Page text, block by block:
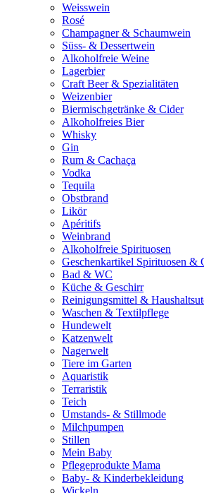
Weisswein
Rosé
Champagner & Schaumwein
Süss- & Dessertwein
Alkoholfreie Weine
Lagerbier
Craft Beer & Spezialitäten
Weizenbier
Biermischgetränke & Cider
Alkoholfreies Bier
Whisky
Gin
Rum & Cachaça
Vodka
Tequila
Obstbrand
Likör
Apéritifs
Weinbrand
Alkoholfreie Spirituosen
Geschenkartikel Spirituosen &
Bad & WC
Küche & Geschirr
Reinigungsmittel &
Waschen & Textilpflege
Hundewelt
Katzenwelt
Nagerwelt
Tiere im Garten
Aquaristik
Terraristik
Teich
Umstands- & Stillmode
Milchpumpen
Stillen
Mein Baby
Pflegeprodukte Mama
Baby- & Kinderbekleidung
Wickeln